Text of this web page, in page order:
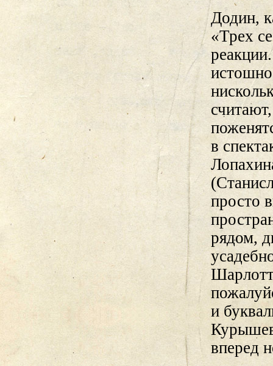
Додин,
«Трех
в
просто
рядом,
и
вперед